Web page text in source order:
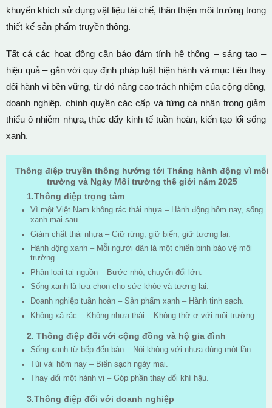
khuyến khích sử dụng vật liệu tái chế, thân thiện môi trường trong
thiết kế sản phẩm truyền thông.
Tất cả các hoạt động cần bảo đảm tính hệ thống – sáng tạo –
hiệu quả – gắn với quy định pháp luật hiện hành và mục tiêu thay
đổi hành vi bền vững, từ đó nâng cao trách nhiệm của cộng đồng,
doanh nghiệp, chính quyền các cấp và từng cá nhân trong giảm
thiểu ô nhiễm nhựa, thúc đẩy kinh tế tuần hoàn, kiến tạo lối sống
xanh.
Thông điệp truyền thông hướng tới Tháng hành động vì môi
trường và Ngày Môi trường thế giới năm 2025
1.Thông điệp trọng tâm
Vì một Việt Nam không rác thải nhựa – Hành động hôm nay, sống
xanh mai sau.
Giảm chất thải nhựa – Giữ rừng, giữ biển, giữ tương lai.
Hành động xanh – Mỗi người dân là một chiến binh bảo vệ môi
trường.
Phân loại tại nguồn – Bước nhỏ, chuyển đổi lớn.
Sống xanh là lựa chọn cho sức khỏe và tương lai.
Doanh nghiệp tuần hoàn – Sản phẩm xanh – Hành tinh sạch.
Không xả rác – Không nhựa thải – Không thờ ơ với môi trường.
2. Thông điệp đối với cộng đồng và hộ gia đình
Sống xanh từ bếp đến bàn – Nói không với nhựa dùng một lần.
Túi vải hôm nay – Biển sạch ngày mai.
Thay đổi một hành vi – Góp phần thay đổi khí hậu.
3.Thông điệp đối với doanh nghiệp